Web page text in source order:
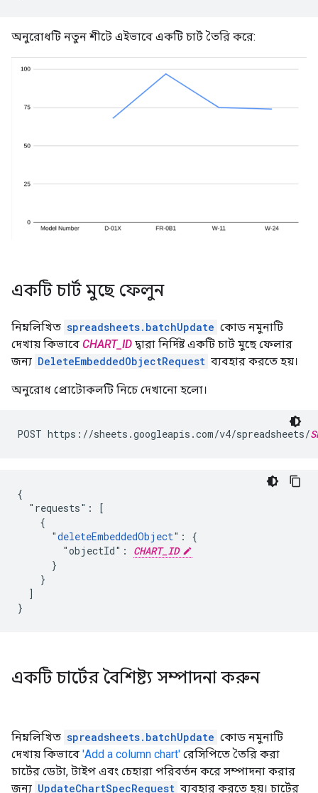
অনুরোধটি নতুন শীটে এইভাবে একটি চার্ট তৈরি করে:
একটি চার্ট মুছে ফেলুন
নিম্নলিখিত spreadsheets.batchUpdate কোড নমুনাটি
দেখায় কিভাবে CHART_ID দ্বারা নির্দিষ্ট একটি চার্ট মুছে ফেলার
জন্য DeleteEmbeddedObjectRequest ব্যবহার করতে হয়।
অনুরোধ প্রোটোকলটি নিচে দেখানো হলো।
POST https://sheets.googleapis.com/v4/spreadsheets/
{
  "requests": [
    {
      "
deleteEmbeddedObject": {
        "objectId":
CHART_ID
      }
    }
  ]
}
একটি চার্টের বৈশিষ্ট্য সম্পাদনা করুন
নিম্নলিখিত spreadsheets.batchUpdate কোড নমুনাটি
দেখায় কিভাবে 'Add a column chart' রেসিপিতে তৈরি করা
চার্টের ডেটা, টাইপ এবং চেহারা পরিবর্তন করে সম্পাদনা করার
জন্য UpdateChartSpecRequest ব্যবহার করতে হয়। চার্টের